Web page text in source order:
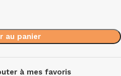
au panier
à mes favoris